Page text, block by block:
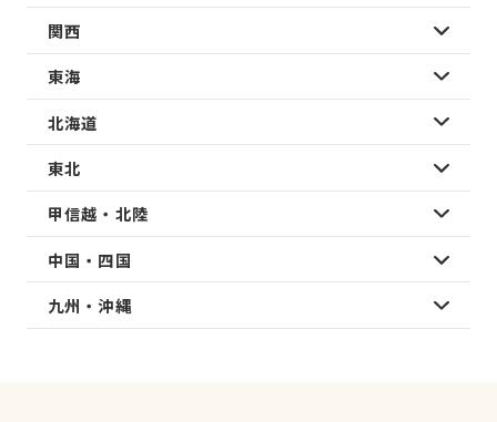
関西
東海
北海道
東北
甲信越・北陸
中国・四国
九州・沖縄